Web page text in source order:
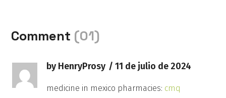
Comment (01)
by HenryProsy 11 de julio de 2024
medicine in mexico pharmacies: cmq